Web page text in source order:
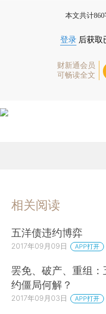
本文共计
登录 后获取
财新通会员
可畅读全文
相关阅读
五洋债违约博弈
2017年09月09日 APP打开
罢免、破产、重组：
约僵局何解？
2017年09月03日 APP打开